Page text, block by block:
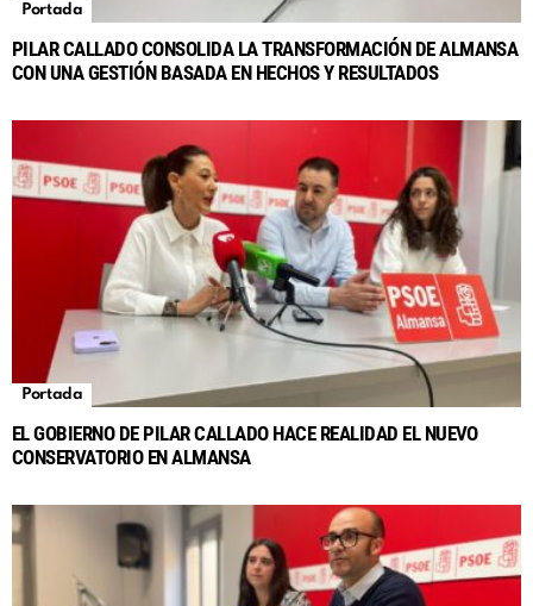
Portada
PILAR CALLADO CONSOLIDA LA TRANSFORMACIÓN DE ALMANSA
CON UNA GESTIÓN BASADA EN HECHOS Y RESULTADOS
Portada
EL GOBIERNO DE PILAR CALLADO HACE REALIDAD EL NUEVO
CONSERVATORIO EN ALMANSA